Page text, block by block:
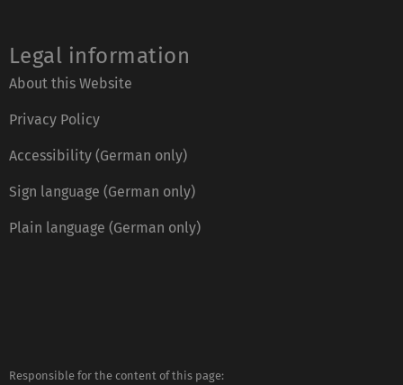
Legal information
About this Website
Privacy Policy
Accessibility (German only)
Sign language (German only)
Plain language (German only)
Responsible for the content of this page: